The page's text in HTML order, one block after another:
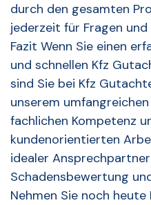
durch den gesamten
jederzeit für Fragen
Fazit Wenn Sie einen
und schnellen Kfz
sind Sie bei Kfz
unserem
fachlichen Kompetenz
kundenorientierten
idealer
Schadensbewertung
Nehmen Sie noch